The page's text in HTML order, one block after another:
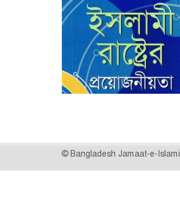
© Bangladesh Jamaat-e-Islami